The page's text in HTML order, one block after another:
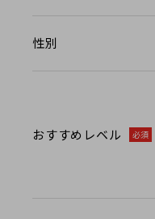
性別
おすすめレベル 必須